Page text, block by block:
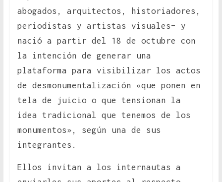
abogados, arquitectos, historiadores,
periodistas y artistas visuales– y
nació a partir del 18 de octubre con
la intención de generar una
plataforma para visibilizar los actos
de desmonumentalización «que ponen en
tela de juicio o que tensionan la
idea tradicional que tenemos de los
monumentos», según una de sus
integrantes.
Ellos invitan a los internautas a